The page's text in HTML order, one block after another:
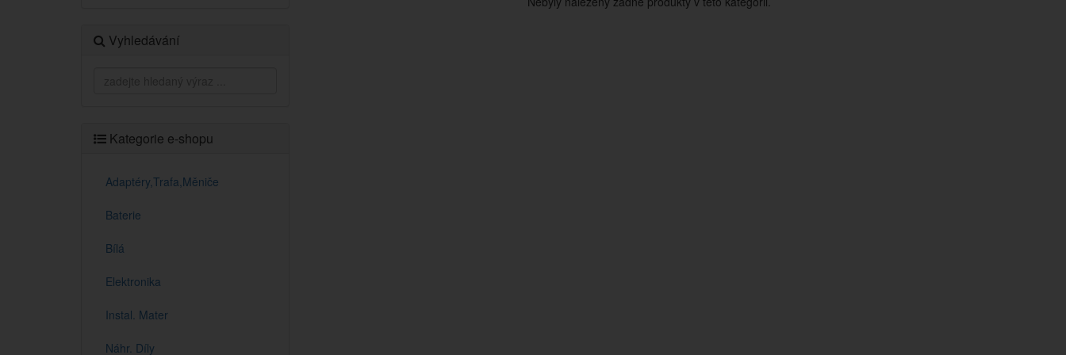
Vyhledávání
Kategorie e-shopu
Adaptéry,Trafa,Měniče
Baterie
Bílá
Elektronika
Instal. Mater
Náhr. Díly